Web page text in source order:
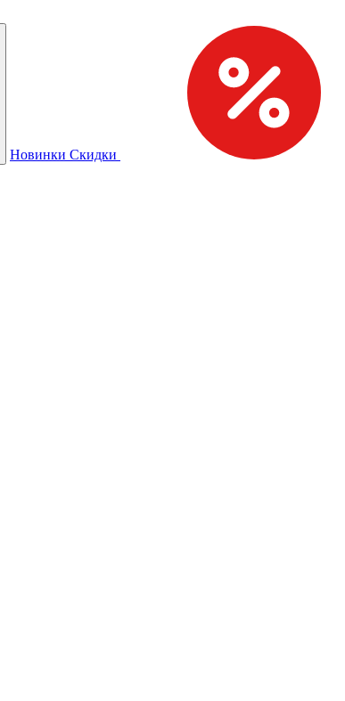
Новинки Скидки